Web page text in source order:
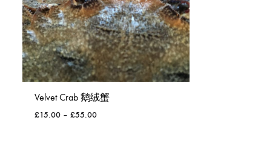
Velvet Crab 鹅绒蟹
£15.00 – £55.00